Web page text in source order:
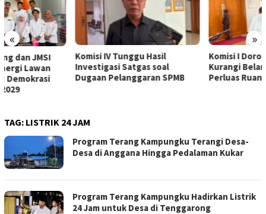
« »
Komisi IV Tunggu Hasil
Investigasi Satgas soal
Dugaan Pelanggaran SPMB
Komisi I Dorong Pemkot
Kurangi Belanja ASN demi
Perluas Ruang Pembangunan
TAG: LISTRIK 24 JAM
Program Terang Kampungku Terangi Desa-
Desa di Anggana Hingga Pedalaman Kukar
Program Terang Kampungku Hadirkan Listrik
24 Jam untuk Desa di Tenggarong